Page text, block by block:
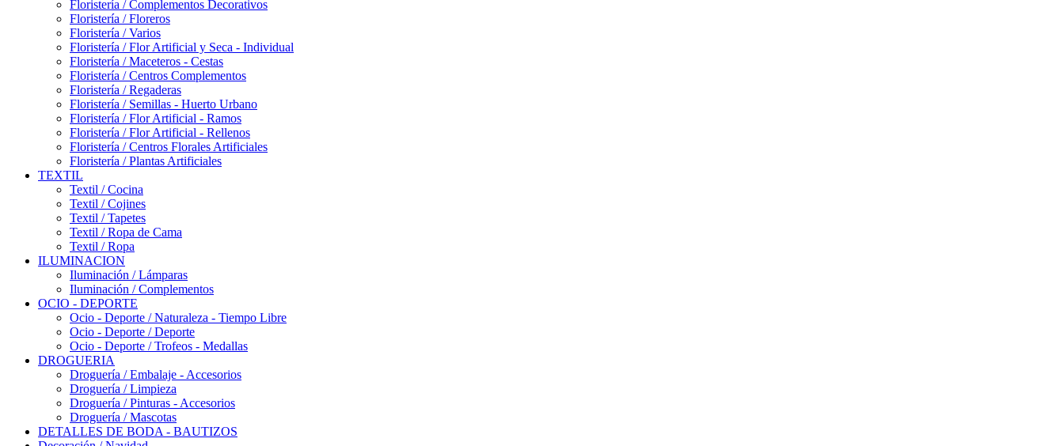
Floristería / Complementos Decorativos
Floristería / Floreros
Floristería / Varios
Floristería / Flor Artificial y Seca - Individual
Floristería / Maceteros - Cestas
Floristería / Centros Complementos
Floristería / Regaderas
Floristería / Semillas - Huerto Urbano
Floristería / Flor Artificial - Ramos
Floristería / Flor Artificial - Rellenos
Floristería / Centros Florales Artificiales
Floristería / Plantas Artificiales
TEXTIL
Textil / Cocina
Textil / Cojines
Textil / Tapetes
Textil / Ropa de Cama
Textil / Ropa
ILUMINACION
Iluminación / Lámparas
Iluminación / Complementos
OCIO - DEPORTE
Ocio - Deporte / Naturaleza - Tiempo Libre
Ocio - Deporte / Deporte
Ocio - Deporte / Trofeos - Medallas
DROGUERIA
Droguería / Embalaje - Accesorios
Droguería / Limpieza
Droguería / Pinturas - Accesorios
Droguería / Mascotas
DETALLES DE BODA - BAUTIZOS